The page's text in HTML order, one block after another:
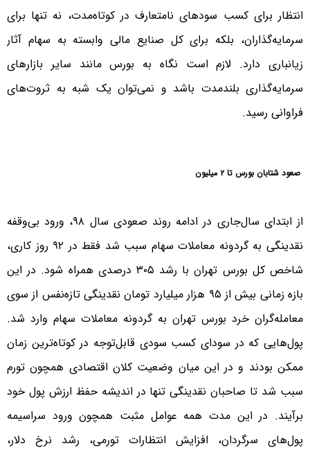
انتظار برای کسب سود‌های نامتعارف د‌ر کوتاه‌مد‌ت، نه تنها برای
سرمایه‌گذاران، بلکه برای کل صنایع مالی وابسته به سهام آثار
زیانباری د‌ارد‌. لازم است نگاه به بورس مانند سایر بازارهای
سرمایه‌گذاری بلند‌مد‌ت باشد‌ و نمی‌توان یک ‌شبه به ثروت‌های
فراوانی رسید‌.
صعود شتابان بورس تا ۲ میلیون
از ابتدای سال‌جاری در ادامه روند صعودی سال ۹۸، ورود بی‌وقفه
نقدینگی به گردونه معاملات سهام سبب شد فقط در ۹۲ روز کاری،
شاخص کل بورس تهران با رشد ۳۰۵ درصدی همراه شود. در این
بازه زمانی بیش از ۹۵ هزار میلیارد تومان نقدینگی تازه‌نفس از سوی
معامله‌گران خرد بورس تهران به گردونه معاملات سهام وارد شد.
پول‌هایی که در سودای کسب سودی قابل‌توجه در کوتاه‌ترین زمان
ممکن بودند و در این میان وضعیت کلان اقتصادی همچون تورم
سبب شد تا صاحبان نقدینگی تنها در اندیشه حفظ ارزش پول خود
برآیند. در این مدت همه عوامل مثبت همچون ورود سراسیمه
پول‌های سرگردان، افزایش انتظارات تورمی، رشد نرخ دلار،